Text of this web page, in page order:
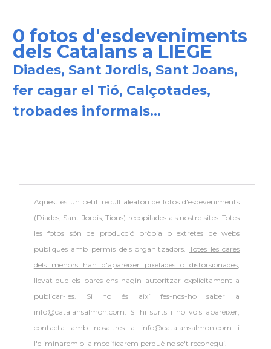
0 fotos d'esdeveniments
dels Catalans a LIEGE
Diades, Sant Jordis, Sant Joans,
fer cagar el Tió, Calçotades,
trobades informals...
Aquest és un petit recull aleatori de fotos d'esdeveniments
(Diades, Sant Jordis, Tions) recopilades als nostre sites. Totes
les fotos són de producció pròpia o extretes de webs
públiques amb permís dels organitzadors. Totes les cares
dels menors han d'aparèixer pixelades o distorsionades,
llevat que els pares ens hagin autoritzar explícitament a
publicar-les. Si no és així fes-nos-ho saber a
info@catalansalmon.com. Si hi surts i no vols aparèixer,
contacta amb nosaltres a info@catalansalmon.com i
l'eliminarem o la modificarem perquè no se't reconegui.